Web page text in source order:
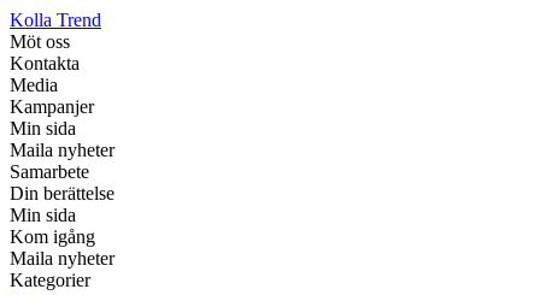
Kolla Trend
Möt oss
Kontakta
Media
Kampanjer
Min sida
Maila nyheter
Samarbete
Din berättelse
Min sida
Kom igång
Maila nyheter
Kategorier